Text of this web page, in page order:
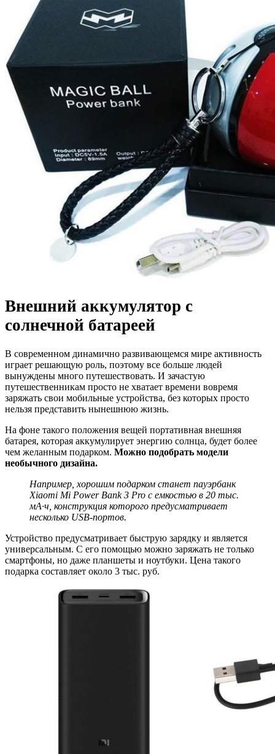
Внешний аккумулятор с
солнечной батареей
В современном динамично развивающемся мире активность
играет решающую роль, поэтому все больше людей
вынуждены много путешествовать. И зачастую
путешественникам просто не хватает времени вовремя
заряжать свои мобильные устройства, без которых просто
нельзя представить нынешнюю жизнь.
На фоне такого положения вещей портативная внешняя
батарея, которая аккумулирует энергию солнца, будет более
чем желанным подарком. Можно подобрать модели
необычного дизайна.
Например, хорошим подарком станет пауэрбанк
Xiaomi Mi Power Bank 3 Pro с емкостью в 20 тыс.
мА·ч, конструкция которого предусматривает
несколько USB-портов.
Устройство предусматривает быструю зарядку и является
универсальным. С его помощью можно заряжать не только
смартфоны, но даже планшеты и ноутбуки. Цена такого
подарка составляет около 3 тыс. руб.